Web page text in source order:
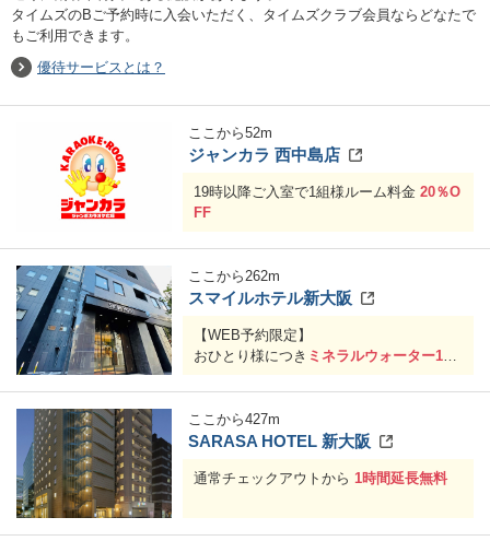
タイムズのBご予約時に入会いただく、タイムズクラブ会員ならどなたで
もご利用できます。
優待サービスとは？
ここから52m
ジャンカラ 西中島店
19時以降ご入室で1組様ルーム料金 20％O
FF
ここから262m
スマイルホテル新大阪
【WEB予約限定】
おひとり様につき ミネラルウォーター1ボ
※予約登録情報の「お問い合わせ」項目
にタイムズクラブ会員である旨、タイム
ここから427m
SARASA HOTEL 新大阪
通常チェックアウトから 1時間延長無料